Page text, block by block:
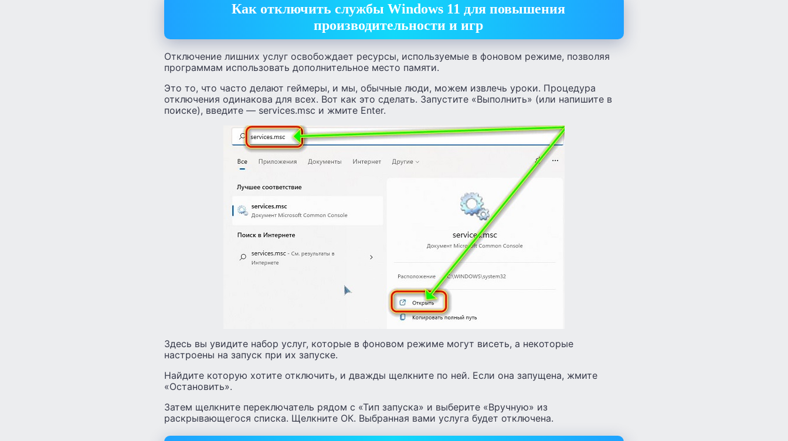
Как отключить службы Windows 11 для повышения
производительности и игр
Отключение лишних услуг освобождает ресурсы, используемые в фоновом режиме, позволяя
программам использовать дополнительное место памяти.
Это то, что часто делают геймеры, и мы, обычные люди, можем извлечь уроки. Процедура
отключения одинакова для всех. Вот как это сделать. Запустите «Выполнить» (или напишите в
поиске), введите — services.msc и жмите Enter.
Здесь вы увидите набор услуг, которые в фоновом режиме могут висеть, а некоторые
настроены на запуск при их запуске.
Найдите которую хотите отключить, и дважды щелкните по ней. Если она запущена, жмите
«Остановить».
Затем щелкните переключатель рядом с «Тип запуска» и выберите «Вручную» из
раскрывающегося списка. Щелкните ОК. Выбранная вами услуга будет отключена.